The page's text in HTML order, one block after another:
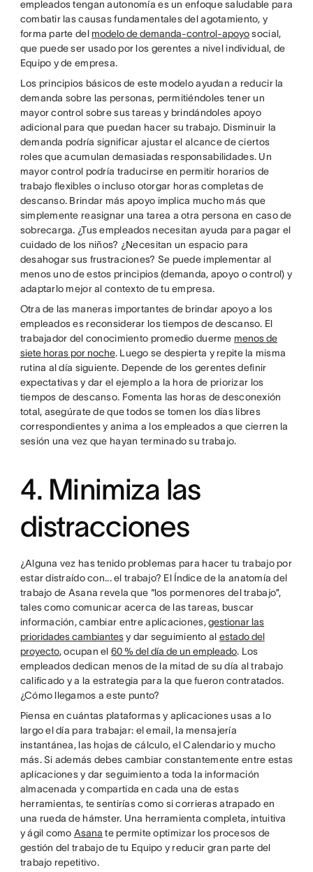
empleados tengan autonomía es un enfoque saludable para
combatir las causas fundamentales del agotamiento, y
forma parte del modelo de demanda-control-apoyosocial,
que puede ser usado por los gerentes a nivel individual, de
Equipo y de empresa.
Los principios básicos de este modelo ayudan a reducir la
demanda sobre las personas, permitiéndoles tener un
mayor control sobre sus tareas y brindándoles apoyo
adicional para que puedan hacer su trabajo. Disminuir la
demanda podría significar ajustar el alcance de ciertos
roles que acumulan demasiadas responsabilidades. Un
mayor control podría traducirse en permitir horarios de
trabajo flexibles o incluso otorgar horas completas de
descanso. Brindar más apoyo implica mucho más que
simplemente reasignar una tarea a otra persona en caso de
sobrecarga. ¿Tus empleados necesitan ayuda para pagar el
cuidado de los niños? ¿Necesitan un espacio para
desahogar sus frustraciones? Se puede implementar al
menos uno de estos principios (demanda, apoyo o control) y
adaptarlo mejor al contexto de tu empresa.
Otra de las maneras importantes de brindar apoyo a los
empleados es reconsiderar los tiempos de descanso. El
trabajador del conocimiento promedio duerme menos de
siete horas por noche. Luego se despierta y repite la misma
rutina al día siguiente. Depende de los gerentes definir
expectativas y dar el ejemplo a la hora de priorizar los
tiempos de descanso. Fomenta las horas de desconexión
total, asegúrate de que todos se tomen los días libres
correspondientes y anima a los empleados a que cierren la
sesión una vez que hayan terminado su trabajo.
4. Minimiza las
distracciones
¿Alguna vez has tenido problemas para hacer tu trabajo por
estar distraído con... el trabajo? El Índice de la anatomía del
trabajo de Asana revela que “los pormenores del trabajo”,
tales como comunicar acerca de las tareas, buscar
información, cambiar entre aplicaciones,gestionar las
prioridades cambiantesy dar seguimiento al estado del
proyecto, ocupan el60 % del día de un empleado. Los
empleados dedican menos de la mitad de su día al trabajo
calificado y a la estrategia para la que fueron contratados.
¿Cómo llegamos a este punto?
Piensa en cuántas plataformas y aplicaciones usas a lo
largo el día para trabajar: el email, la mensajería
instantánea, las hojas de cálculo, el Calendario y mucho
más. Si además debes cambiar constantemente entre estas
aplicaciones y dar seguimiento a toda la información
almacenada y compartida en cada una de estas
herramientas, te sentirías como si corrieras atrapado en
una rueda de hámster. Una herramienta completa, intuitiva
y ágil comoAsana te permite optimizar los procesos de
gestión del trabajo de tu Equipo y reducir gran parte del
trabajo repetitivo.